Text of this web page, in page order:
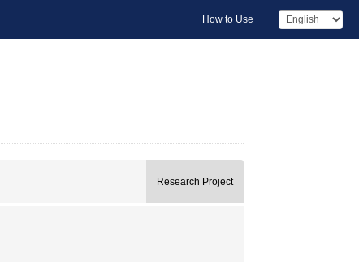
How to Use
Research Project